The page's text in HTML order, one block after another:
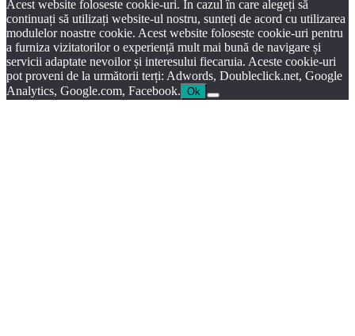
Acest website foloseste cookie-uri. În cazul în care alegeți să
continuați să utilizați website-ul nostru, sunteți de acord cu utilizarea
modulelor noastre cookie. Acest website foloseste cookie-uri pentru
a furniza vizitatorilor o experiență mult mai bună de navigare și
servicii adaptate nevoilor și interesului fiecaruia. Aceste cookie-uri
pot proveni de la următorii terți: Adwords, Doubleclick.net, Google
Analytics, Google.com, Facebook. Ok